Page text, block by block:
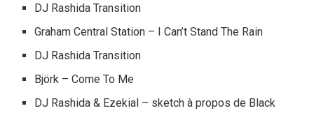
DJ Rashida Transition
Graham Central Station – I Can’t Stand The Rain
DJ Rashida Transition
Björk – Come To Me
DJ Rashida & Ezekial – sketch à propos de Black